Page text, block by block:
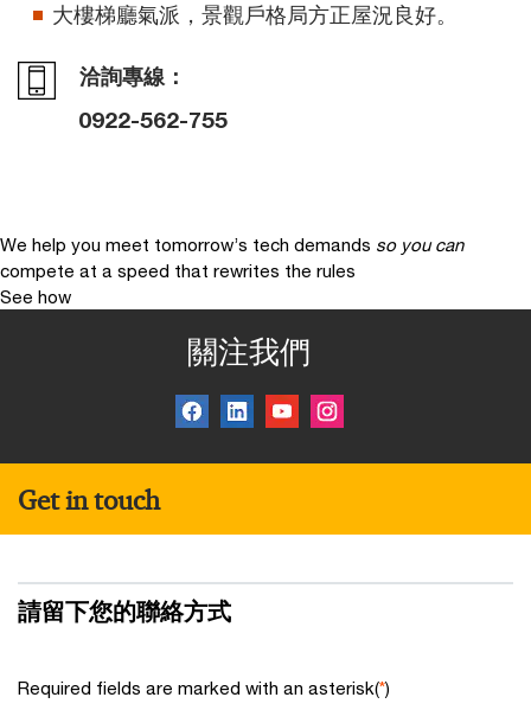
大樓梯廳氣派，景觀戶格局方正屋況良好。
洽詢專線：
0922-562-755
We help you meet tomorrow’s tech demands so you can
compete at a speed that rewrites the rules
See how
關注我們
Get in touch
請留下您的聯絡方式
Required fields are marked with an asterisk(*)